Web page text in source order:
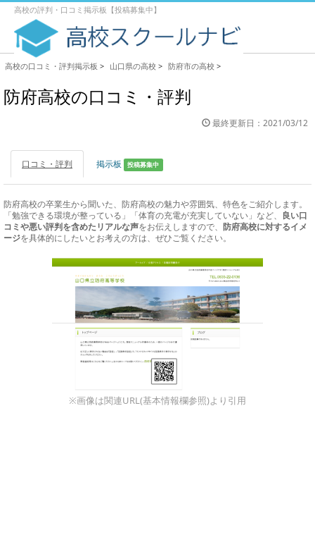
高校の評判・口コミ掲示板【投稿募集中】
高校の口コミ・評判掲示板 > 山口県の高校 > 防府市の高校 >
防府高校の口コミ・評判
最終更新日：2021/03/12
口コミ・評判 掲示板 投稿募集中
防府高校の卒業生から聞いた、防府高校の魅力や雰囲気、特色をご紹介します。
「勉強できる環境が整っている」「体育の充電が充実していない」など、
良い口
コミや悪い評判を含めたリアルな声をお伝えしますので、 防府高校に対するイメ
ージを具体的にしたいとお考えの方は、ぜひご覧ください。
※画像は関連URL(基本情報欄参照)より引用